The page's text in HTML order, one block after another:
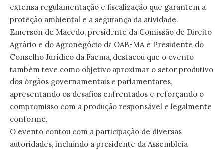
extensa regulamentação e fiscalização que garantem a
proteção ambiental e a segurança da atividade.
Emerson de Macedo, presidente da Comissão de Direito
Agrário e do Agronegócio da OAB-MA e Presidente do
Conselho Jurídico da Faema, destacou que o evento
também teve como objetivo aproximar o setor produtivo
dos órgãos governamentais e parlamentares,
apresentando os desafios enfrentados e reforçando o
compromisso com a produção responsável e legalmente
conforme.
O evento contou com a participação de diversas
autoridades, incluindo a presidente da Assembleia